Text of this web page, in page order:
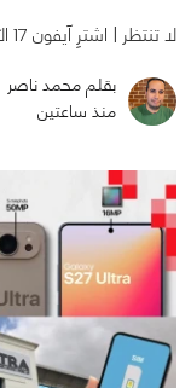
لا تنتظر | اشترِ آيفون 17 الآن ⏰
بقلم محمد ناصر
منذ ساعتين